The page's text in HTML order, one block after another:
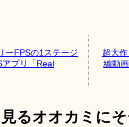
ーFPSの1ステージ
アプリ「Real
超大
編動
るオオカミに